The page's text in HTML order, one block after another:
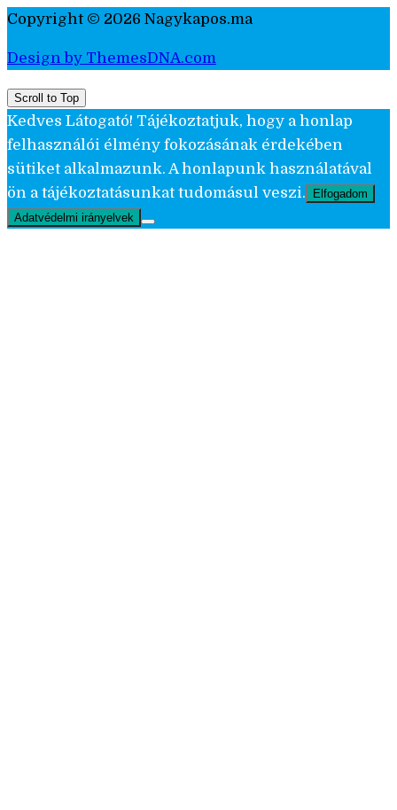
Copyright © 2026 Nagykapos.ma
Design by ThemesDNA.com
Scroll to Top
Kedves Látogató! Tájékoztatjuk, hogy a honlap
felhasználói élmény fokozásának érdekében
sütiket alkalmazunk. A honlapunk használatával
ön a tájékoztatásunkat tudomásul veszi.
Elfogadom
Adatvédelmi irányelvek